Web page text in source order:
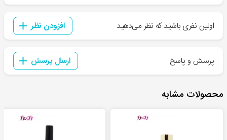
اولین نفری باشید که نظر می‌دهید افزودن نظر
پرسش و پاسخ ارسال پرسش
محصولات مشابه